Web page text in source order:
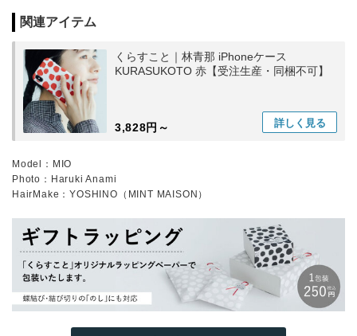
関連アイテム
くらすこと｜林青那 iPhoneケース
KURASUKOTO 赤【受注生産・同梱不可】
3,828円～ 詳しく 見る
Model：MIO
Photo：Haruki Anami
HairMake：YOSHINO（MINT MAISON）